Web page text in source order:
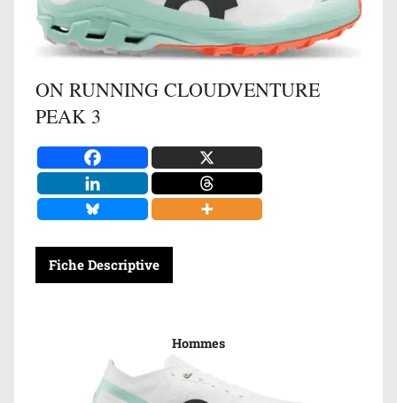
ON RUNNING CLOUDVENTURE
PEAK 3
Fiche Descriptive
Hommes